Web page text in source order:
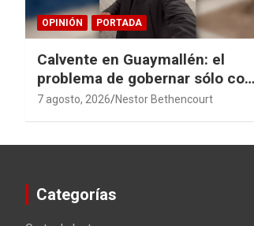
OPINIÓN PORTADA
Calvente en Guaymallén: el
problema de gobernar sólo con
buenas noticias
7 agosto, 2026 Nestor Bethencourt
Categorías